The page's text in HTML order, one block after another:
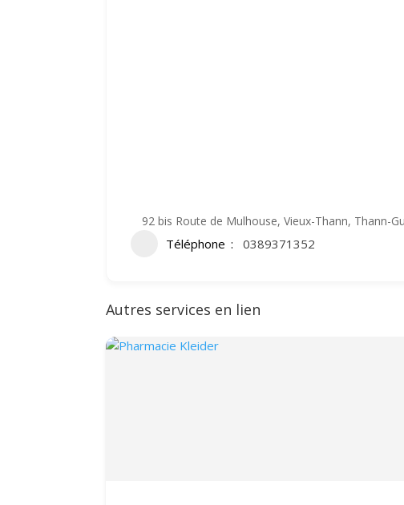
92 bis Route de Mulhouse, Vieux-Thann, Thann-
Téléphone 0389371352
Autres services en lien